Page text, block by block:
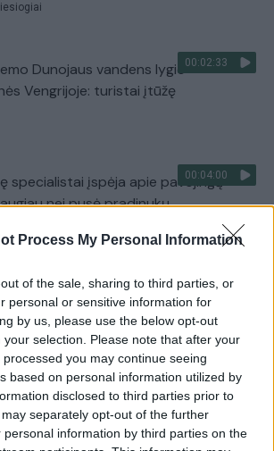
Process My Personal Information
of the sale, sharing to third parties, or
personal or sensitive information for
by us, please use the below opt-out
selection. Please note that after your
you may continue seeing
based on personal information utilized by
disclosed to third parties prior to
separately opt-out of the further
personal information by third parties on the
00:02:33
Dunojaus vandens lygio –
Vengrijoje: turistai įtūžę
00:04:00
specialistai įspėja apie pavojingą
nei pusė pradinukų
Visi įrašai
įrašai
00:00:30
avarijos Vilniaus r.: dviejų moterų ir